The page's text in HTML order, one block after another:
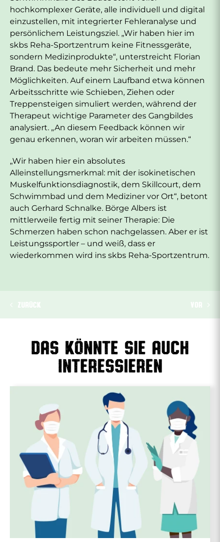
hochkomplexer Geräte, alle individuell und digital
einzustellen, mit integrierter Fehleranalyse und
persönlichem Leistungsziel. „Wir haben hier im
skbs Reha-Sportzentrum keine Fitnessgeräte,
sondern Medizinprodukte“, unterstreicht Florian
Brand. Das bedeute mehr Sicherheit und mehr
Möglichkeiten. Auf einem Laufband etwa können
Arbeitsschritte wie Schieben, Ziehen oder
Treppensteigen simuliert werden, während der
Therapeut wichtige Parameter des Gangbildes
analysiert. „An diesem Feedback können wir
genau erkennen, woran wir arbeiten müssen.“
„Wir haben hier ein absolutes
Alleinstellungsmerkmal: mit der isokinetischen
Muskelfunktionsdiagnostik, dem Skillcourt, dem
Schwimmbad und dem Mediziner vor Ort“, betont
auch Gerhard Schnalke. Börge Albers ist
mittlerweile fertig mit seiner Therapie: Die
Schmerzen haben schon nachgelassen. Aber er ist
Leistungssportler – und weiß, dass er
wiederkommen wird ins skbs Reha-Sportzentrum.
ZURÜCK VOR
Das könnte sie auch
interessieren